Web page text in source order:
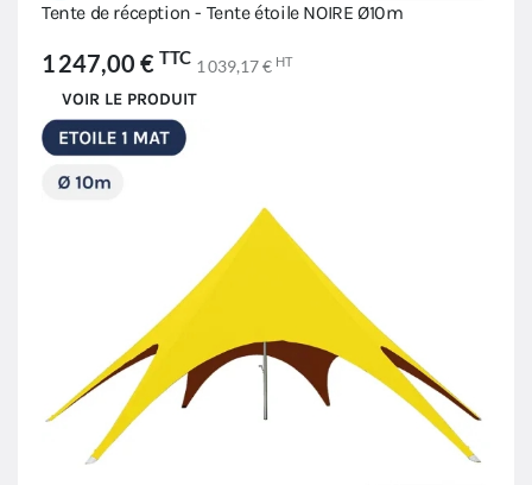
Tente de réception - Tente étoile NOIRE Ø10m
1 247,00 € TTC 1 039,17 € HT
VOIR LE PRODUIT